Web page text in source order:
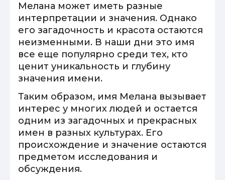
Мелана может иметь разные
интерпретации и значения. Однако
его загадочность и красота остаются
неизменными. В наши дни это имя
все еще популярно среди тех, кто
ценит уникальность и глубину
значения имени.
Таким образом, имя Мелана вызывает
интерес у многих людей и остается
одним из загадочных и прекрасных
имен в разных культурах. Его
происхождение и значение остаются
предметом исследования и
обсуждения.